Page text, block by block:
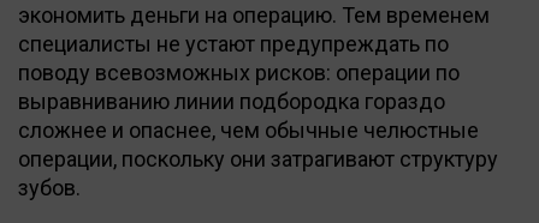
экономить деньги на операцию. Тем временем
специалисты не устают предупреждать по
поводу всевозможных рисков: операции по
выравниванию линии подбородка гораздо
сложнее и опаснее, чем обычные челюстные
операции, поскольку они затрагивают структуру
зубов.